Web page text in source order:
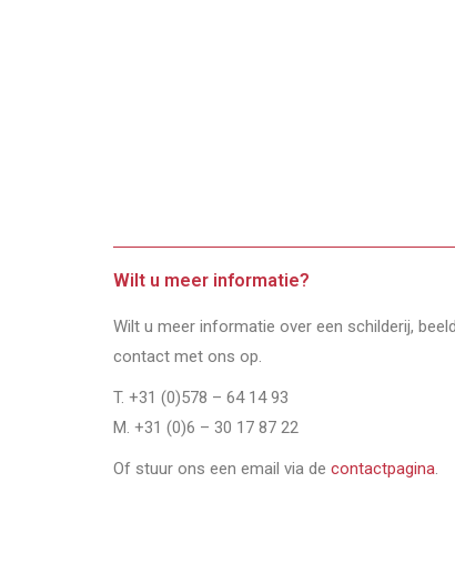
Wilt u meer informatie?
Wilt u meer informatie over een schilderij,
contact met ons op.
T. +31 (0)578 – 64 14 93
M. +31 (0)6 – 30 17 87 22
Of stuur ons een email via de contactpagina.